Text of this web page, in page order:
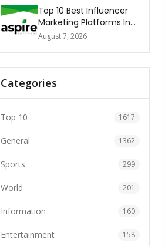
Top 10 Best Influencer
Marketing Platforms In
The World 2026
August 7, 2026
Categories
Top 10 1617
General 1362
Sports 299
World 201
Information 160
Entertainment 158